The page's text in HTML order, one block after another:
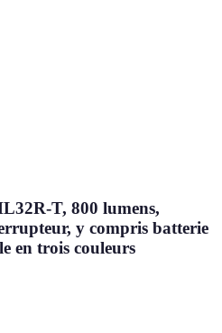
T, 800 lumens,
y compris batterie
en trois couleurs